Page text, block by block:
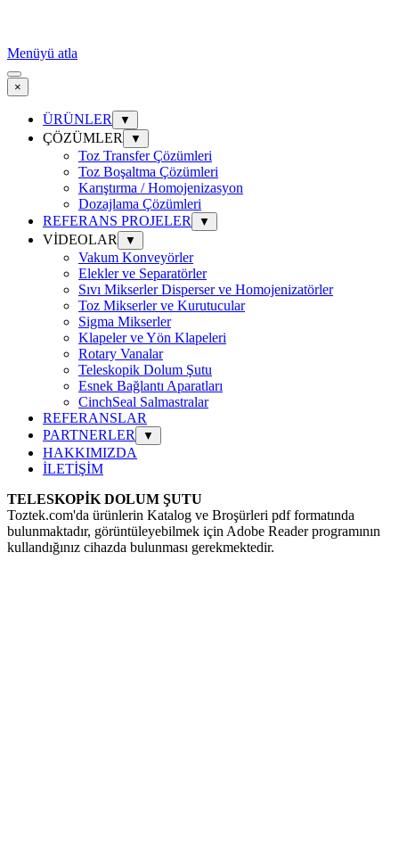
Menüyü atla
×
ÜRÜNLER ▼
ÇÖZÜMLER ▼
Toz Transfer Çözümleri
Toz Boşaltma Çözümleri
Karıştırma / Homojenizasyon
Dozajlama Çözümleri
REFERANS PROJELER
▼
VİDEOLAR ▼
Vakum Konveyörler
Elekler ve Separatörler
Sıvı Mikserler Disperser ve Homojenizatörler
Toz Mikserler ve Kurutucular
Sigma Mikserler
Klapeler ve Yön Klapeleri
Rotary Vanalar
Teleskopik Dolum Şutu
Esnek Bağlantı Aparatları
CinchSeal Salmastralar
REFERANSLAR
PARTNERLER
▼
HAKKIMIZDA
İLETİŞİM
TELESKOPİK DOLUM ŞUTU
Toztek.com'da ürünlerin Katalog ve Broşürleri pdf formatında
bulunmaktadır, görüntüleyebilmek için Adobe Reader programının
kullandığınız cihazda bulunması gerekmektedir.